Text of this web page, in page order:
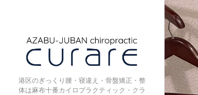
港区のぎっくり腰・寝違え・骨盤矯正・整
体は麻布十番カイロプラクティック・クラ